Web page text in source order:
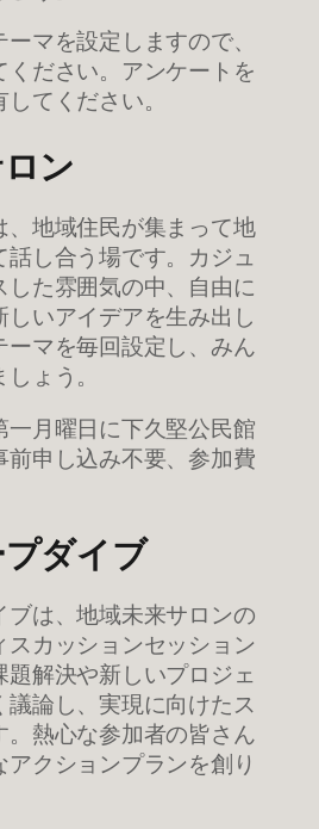
マを設定しますので、
ください。アンケートを
てください。
ン
、地域住民が集まって地
し合う場です。カジュ
した雰囲気の中、自由に
いアイデアを生み出し
ーマを毎回設定し、みん
ょう。
一月曜日に下久堅公民館
前申し込み不要、参加費
ダイブ
ブは、地域未来サロンの
カッションセッション
題解決や新しいプロジェ
議論し、実現に向けたス
。熱心な参加者の皆さん
アクションプランを創り